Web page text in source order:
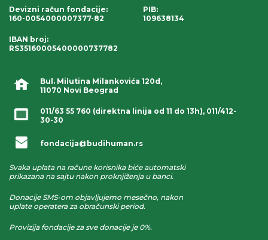
Bul. Milutina Milankovića 120d,
11070 Novi Beograd
011/63 55 760 (direktna linija od 11 do 13h), 011/412-
30-30
fondacija@budihuman.rs
Svaka uplata na račune korisnika biće automatski
prikazana na sajtu nakon proknjiženja u banci.
Donacije SMS-om objavljujemo mesečno, nakon
uplate operatera za obračunski period.
Provizija fondacije za sve donacije je 0%.
Devizni račun fondacije:
160-0054000007377-82
IBAN broj:
RS35160005400000737782
PIB:
109638134